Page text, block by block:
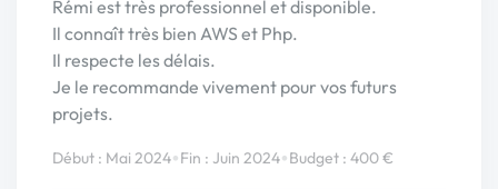
Rémi est très professionnel et disponible.
Il connaît très bien AWS et Php.
Il respecte les délais.
Je le recommande vivement pour vos futurs
projets.
Début : Mai 2024•Fin : Juin 2024•Budget : 400 €